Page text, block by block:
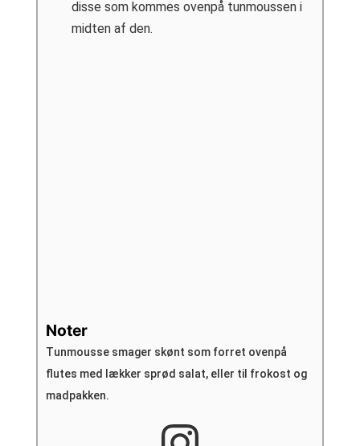
disse som kommes ovenpå tunmoussen i
midten af den.
Noter
Tunmousse smager skønt som forret ovenpå
flutes med lækker sprød salat, eller til frokost og
madpakken.